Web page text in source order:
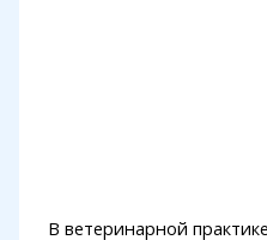
В ветеринарной